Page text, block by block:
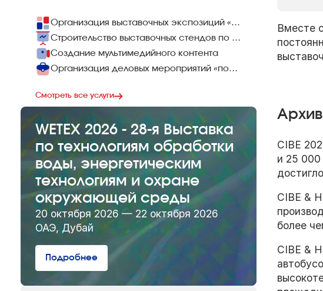
Организация выставочных экспозиций «под ключ»
Строительство выставочных стендов по всему миру
Создание мультимедийного контента
Организация деловых мероприятий «под ключ»
Смотреть все услуги
WETEX 2026 - 28-я Выставка
по технологиям обработки
воды, энергетическим
технологиям и охране
окружающей среды
20 октября 2026 — 22 октября 2026
ОАЭ, Дубай
Подробнее
Вместе
Архив
CIBE
и 25 000
CIBE &
более
CIBE &